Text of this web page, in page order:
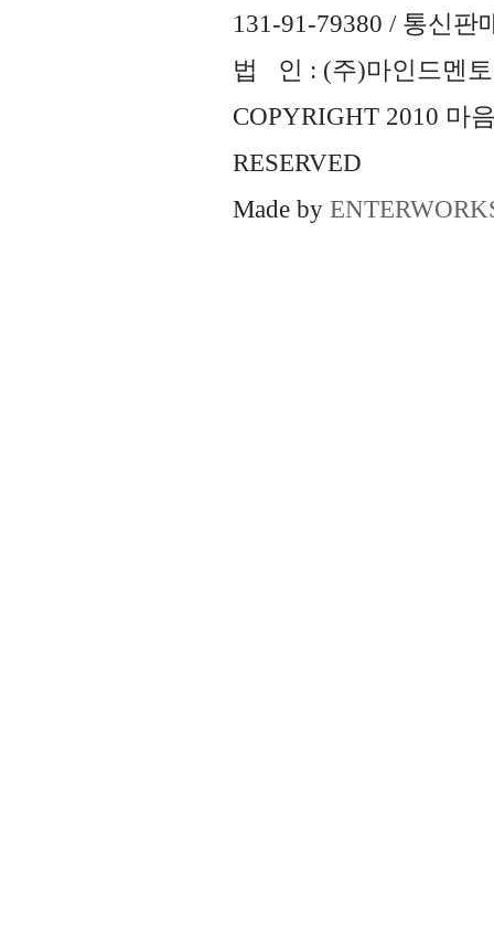
131-91-79380 / 통신판
법 인 : (주)마인드멘토
COPYRIGHT 2010 마
RESERVED
Made by